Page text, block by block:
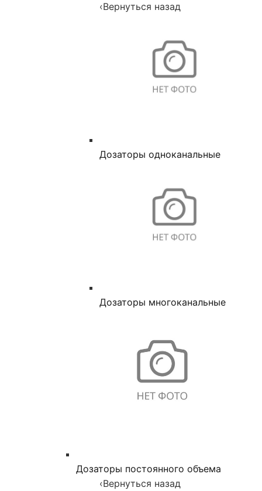
‹Вернуться назад
Дозаторы одноканальные
Дозаторы многоканальные
Дозаторы постоянного объема
‹Вернуться назад